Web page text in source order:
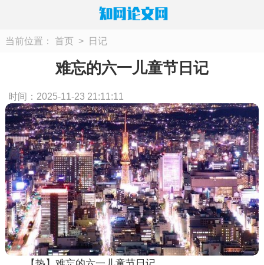
当前位置： 首页 > 日记
难忘的六一儿童节日记
时间：2025-11-23 21:11:11